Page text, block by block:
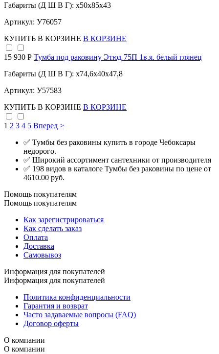
Габариты (Д Ш В Г): x50x85x43
Артикул: У76057
КУПИТЬ В КОРЗИНЕ В КОРЗИНЕ
15 930 Р Тумба под раковину Этюд 75П 1в.я. белый глянец
Габариты (Д Ш В Г): x74,6x40x47,8
Артикул: У57583
КУПИТЬ В КОРЗИНЕ В КОРЗИНЕ
1 2 3 4 5 Вперед >
✅ Тумбы без раковины купить в городе Чебоксары
недорого.
✅ Широкий ассортимент сантехники от производителя
✅ 198 видов в каталоге Тумбы без раковины по цене от
4610.00 руб.
Помощь покупателям
Помощь покупателям
Как зарегистрироваться
Как сделать заказ
Оплата
Доставка
Самовывоз
Информация для покупателей
Информация для покупателей
Политика конфиденциальности
Гарантия и возврат
Часто задаваемые вопросы (FAQ)
Договор оферты
О компании
О компании